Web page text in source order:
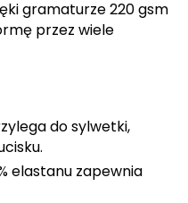
gramaturze 220 gsm
przez wiele
do sylwetki,
elastanu zapewnia